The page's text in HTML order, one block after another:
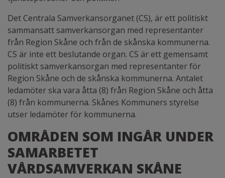
Det Centrala Samverkansorganet (CS), är ett politiskt
sammansatt samverkansorgan med representanter
från Region Skåne och från de skånska kommunerna.
CS är inte ett beslutande organ. CS är ett gemensamt
politiskt samverkansorgan med representanter för
Region Skåne och de skånska kommunerna. Antalet
ledamöter ska vara åtta (8) från Region Skåne och åtta
(8) från kommunerna. Skånes Kommuners styrelse
utser ledamöter för kommunerna.
OMRÅDEN SOM INGÅR UNDER
SAMARBETET
VÅRDSAMVERKAN SKÅNE